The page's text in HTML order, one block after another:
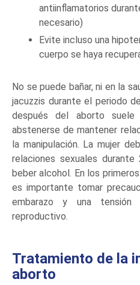
antiinflamatorios
necesario)
Evite incluso una
cuerpo se haya
No se puede bañar, ni en la
jacuzzis durante el periodo
después del aborto
abstenerse de mantener
la manipulación. La mujer
relaciones sexuales
beber alcohol. En los
es importante tomar
embarazo y una
reproductivo.
Tratamiento de la
aborto